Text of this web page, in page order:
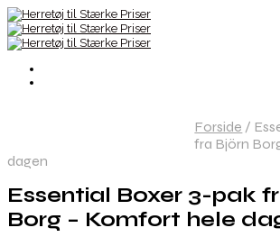
Forside /
fra Björn
dagen
Essential Boxer 3-pak
Borg – Komfort hele